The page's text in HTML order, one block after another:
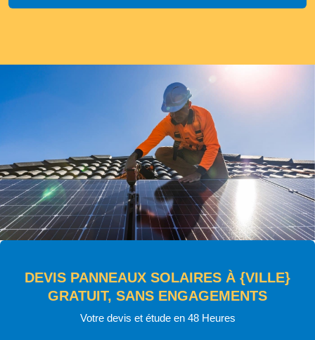
DEVIS PANNEAUX SOLAIRES À {VILLE}
GRATUIT, SANS ENGAGEMENTS
Votre devis et étude en 48 Heures